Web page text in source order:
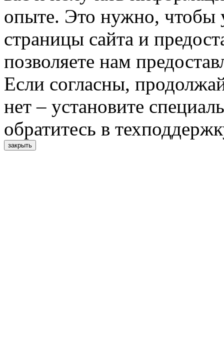
опыте. Это нужно, чтобы
страницы сайта и
позволяете нам
Если согласны,
нет – установите
обратитесь в
закрыть